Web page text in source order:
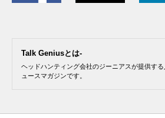
Talk Geniusとは-
ヘッドハンティング会社のジーニアスが提供す
ュースマガジンです。